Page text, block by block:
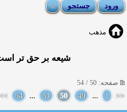
مذهب
شیعه بر حق تر
صفحه: 50 / 54
<<
1
...
49
50
51
...
54